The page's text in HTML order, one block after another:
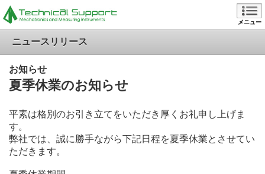
メニュー
ニュースリリース
お知らせ
夏季休業のお知らせ
平素は格別のお引き立てをいただき厚くお礼申し上げま
す。
弊社では、誠に勝手ながら下記日程を夏季休業とさせてい
ただきます。